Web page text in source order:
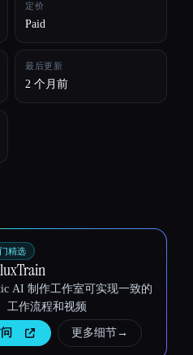
定价
Paid
最后更新
2 个月前
精选
AI 制作工作室可实现一致的
工作流程和视频
更多细节→